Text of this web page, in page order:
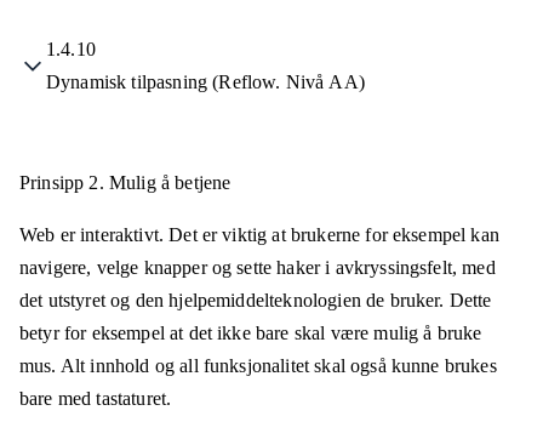
1.4.10
Dynamisk tilpasning (Reflow. Nivå AA)
Prinsipp 2. Mulig å betjene
Web er interaktivt. Det er viktig at brukerne for eksempel kan
navigere, velge knapper og sette haker i avkryssingsfelt, med
det utstyret og den hjelpemiddelteknologien de bruker. Dette
betyr for eksempel at det ikke bare skal være mulig å bruke
mus. Alt innhold og all funksjonalitet skal også kunne brukes
bare med tastaturet.